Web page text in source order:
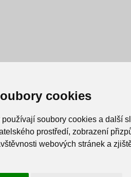
cookies
soubory cookies a další
prostředí, zobrazení
webových stránek a